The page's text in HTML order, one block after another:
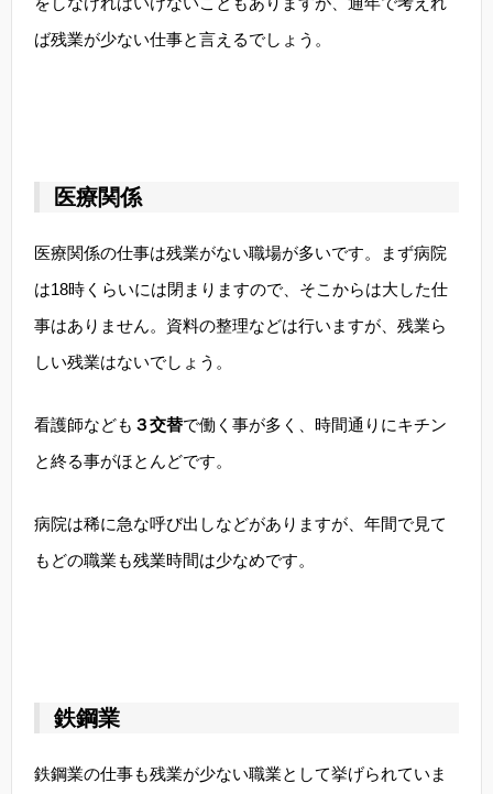
ば残業が少ない仕事と言えるでしょう。
医療関係
医療関係の仕事は残業がない職場が多いです。まず病院
は18時くらいには閉まりますので、そこからは大した仕
事はありません。資料の整理などは行いますが、残業ら
しい残業はないでしょう。
看護師なども ３交替で働く事が多く、時間通りにキチン
と終る事がほとんどです。
病院は稀に急な呼び出しなどがありますが、年間で見て
もどの職業も残業時間は少なめです。
鉄鋼業
鉄鋼業の仕事も残業が少ない職業として挙げられていま